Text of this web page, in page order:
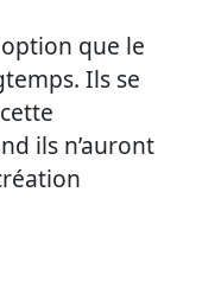
option que le
Ils se
ils n’auront